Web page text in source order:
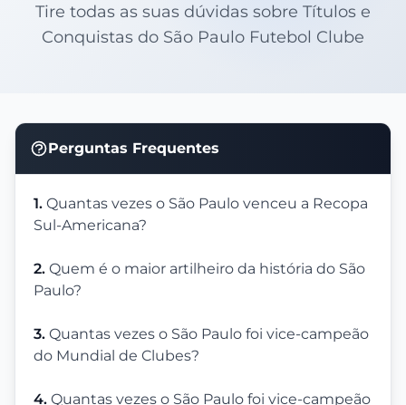
Tire todas as suas dúvidas sobre Títulos e
Conquistas do São Paulo Futebol Clube
Perguntas Frequentes
1. Quantas vezes o São Paulo venceu a Recopa
Sul-Americana?
2. Quem é o maior artilheiro da história do São
Paulo?
3. Quantas vezes o São Paulo foi vice-campeão
do Mundial de Clubes?
4. Quantas vezes o São Paulo foi vice-campeão